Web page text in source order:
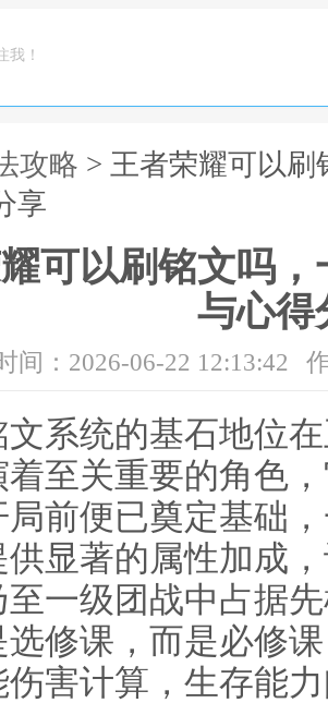
我！
攻略 > 王者荣耀可以
享
可以刷铭文吗
与心得
间：2026-06-22 12:13:42
系统的基石地位
着至关重要的角色
前便已奠定基础
供显著的属性加成
至一级团战中占据
修课，而是必修
伤害计算，生存能